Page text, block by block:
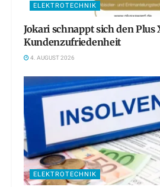
ELEKTROTECHNIK
Jokari schnappt sich den Plus
Kundenzufriedenheit
4. AUGUST 2026
ELEKTROTECHNIK